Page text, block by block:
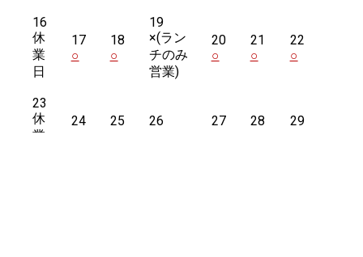
16
休
業
日
17
○
18
○
19
×(ラン
チのみ
営業)
20
○
21
○
22
○
23
休
業
24
25
26
27
28
29